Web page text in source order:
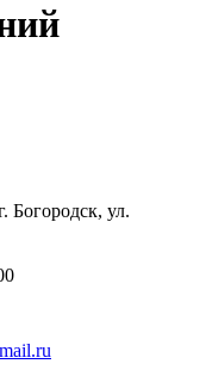
Богородск, ул.